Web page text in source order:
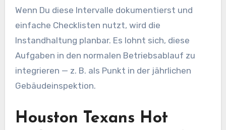
Wenn Du diese Intervalle dokumentierst und
einfache Checklisten nutzt, wird die
Instandhaltung planbar. Es lohnt sich, diese
Aufgaben in den normalen Betriebsablauf zu
integrieren — z. B. als Punkt in der jährlichen
Gebäudeinspektion.
Houston Texans Hot